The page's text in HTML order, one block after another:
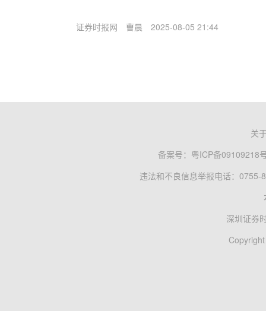
证券时报网 曹晨 2025-08-05 21:44
关
备案号： 粤ICP备09109218
违法和不良信息举报电话：0755-
深圳证券